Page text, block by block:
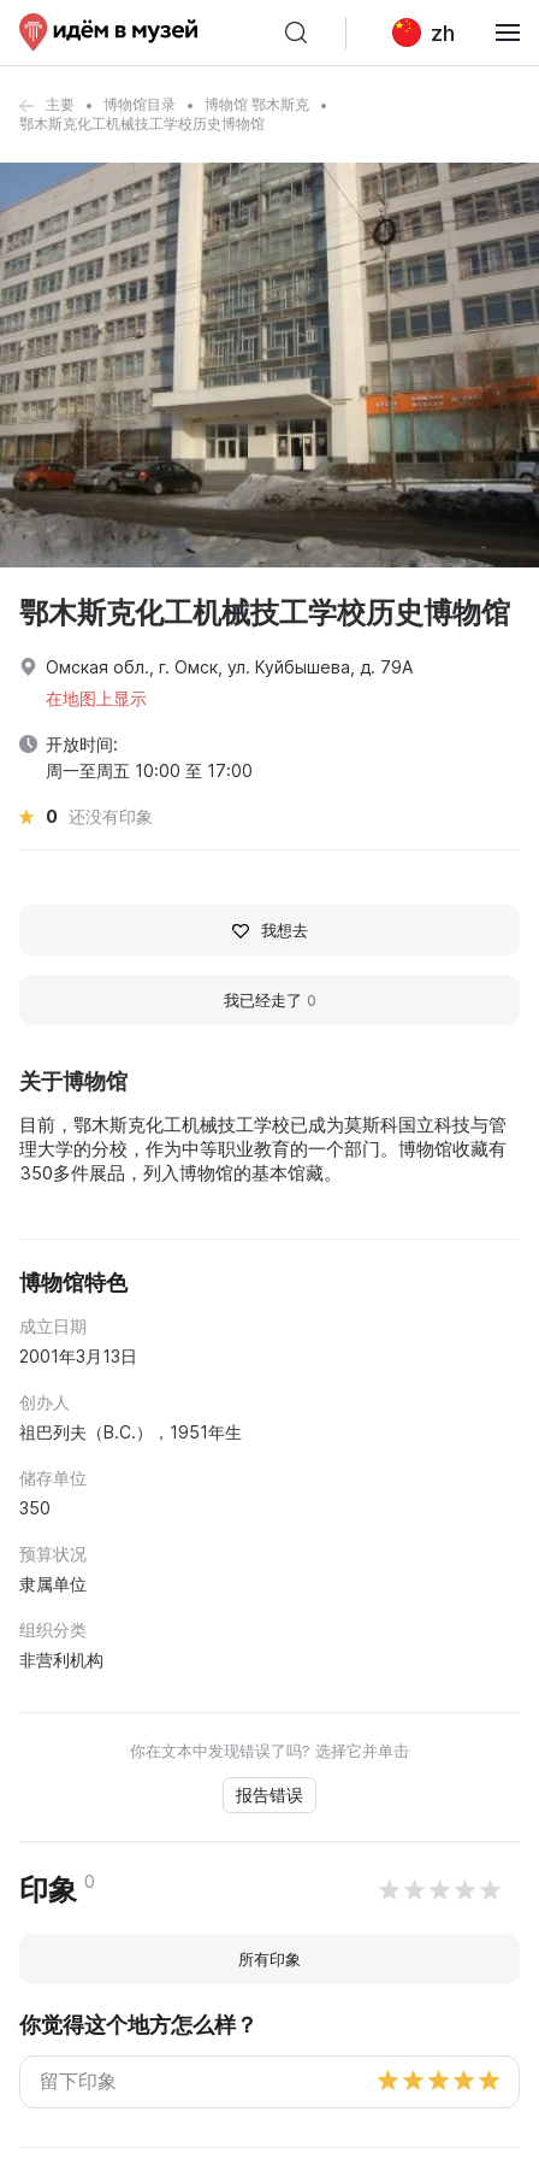
zh
主要 博物馆目录
博物馆 鄂木斯克
鄂木斯克化工机械技工学校历史博物馆
关于博物馆
目前，鄂木斯克化工机械技工学校已成为莫斯科国立科技与管
理大学的分校，作为中等职业教育的一个部门。博物馆收藏有
350多件展品，列入博物馆的基本馆藏。
博物馆特色
成立日期
2001年3月13日
创办人
祖巴列夫（В.С.），1951年生
储存单位
350
预算状况
隶属单位
组织分类
非营利机构
你在文本中发现错误了吗? 选择它并单击
报告错误
印象 0
所有印象
你觉得这个地方怎么样？
鄂木斯克化工机械技工学校历史博物馆
Омская обл., г. Омск, ул. Куйбышева, д. 79А
在地图上显示
开放时间:
周一至周五 10:00 至 17:00
0 还没有印象
我想去
我已经走了 0